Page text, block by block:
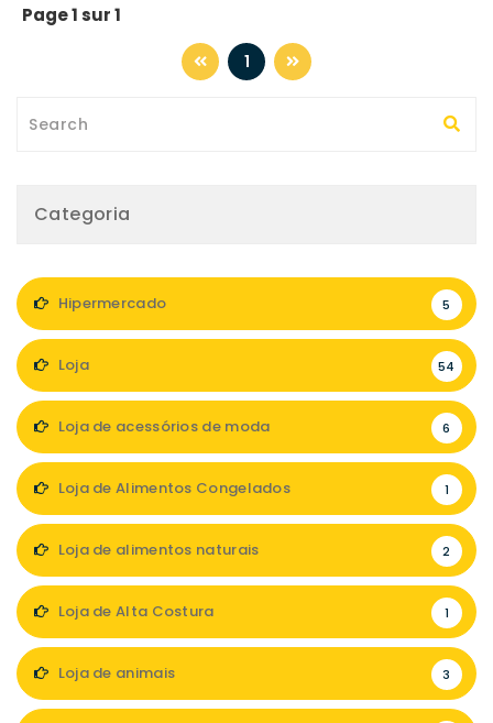
Page 1 sur 1
1
Categoria
Hipermercado 5
Loja 54
Loja de acessórios de moda 6
Loja de Alimentos Congelados 1
Loja de alimentos naturais 2
Loja de Alta Costura 1
Loja de animais 3